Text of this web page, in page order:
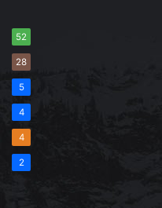
52
28
5
4
4
2